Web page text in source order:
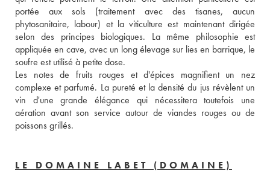
portée aux sols (traitement avec des tisanes, aucun
phytosanitaire, labour) et la viticulture est maintenant dirigée
selon des principes biologiques. La même philosophie est
appliquée en cave, avec un long élevage sur lies en barrique, le
soufre est utilisé à petite dose.
Les notes de fruits rouges et d'épices magnifient un nez
complexe et parfumé. La pureté et la densité du jus révèlent un
vin d'une grande élégance qui nécessitera toutefois une
aération avant son service autour de viandes rouges ou de
poissons grillés.
LE DOMAINE LABET (DOMAINE)